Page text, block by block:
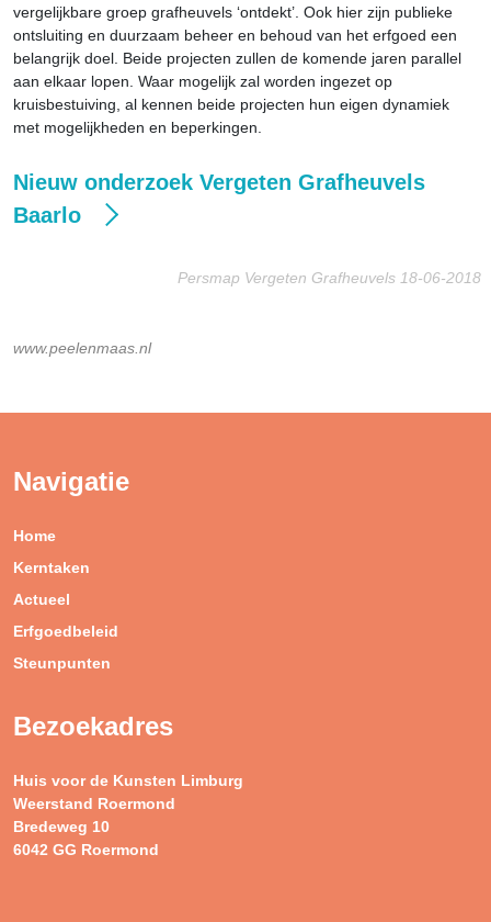
vergelijkbare groep grafheuvels ‘ontdekt’. Ook hier zijn publieke
ontsluiting en duurzaam beheer en behoud van het erfgoed een
belangrijk doel. Beide projecten zullen de komende jaren parallel
aan elkaar lopen. Waar mogelijk zal worden ingezet op
kruisbestuiving, al kennen beide projecten hun eigen dynamiek
met mogelijkheden en beperkingen.
Nieuw onderzoek Vergeten Grafheuvels
Baarlo
Persmap Vergeten Grafheuvels 18-06-2018
www.peelenmaas.nl
Navigatie
Home
Kerntaken
Actueel
Erfgoedbeleid
Steunpunten
Bezoekadres
Huis voor de Kunsten Limburg
Weerstand Roermond
Bredeweg 10
6042 GG Roermond